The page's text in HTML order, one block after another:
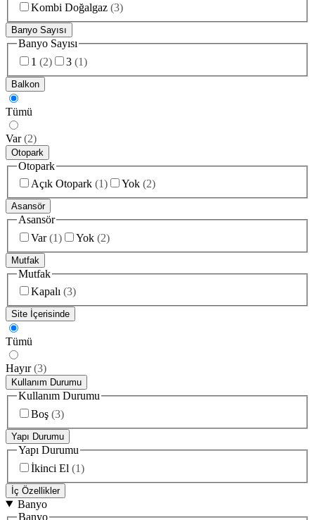
Kombi Doğalgaz (3)
Banyo Sayısı
Banyo Sayısı
1 (2) 3 (1)
Balkon
Tümü
Var (2)
Otopark
Otopark
Açık Otopark (1) Yok (2)
Asansör
Asansör
Var (1) Yok (2)
Mutfak
Mutfak
Kapalı (3)
Site İçerisinde
Tümü
Hayır (3)
Kullanım Durumu
Kullanım Durumu
Boş (3)
Yapı Durumu
Yapı Durumu
İkinci El (1)
İç Özellikler
Banyo
Banyo